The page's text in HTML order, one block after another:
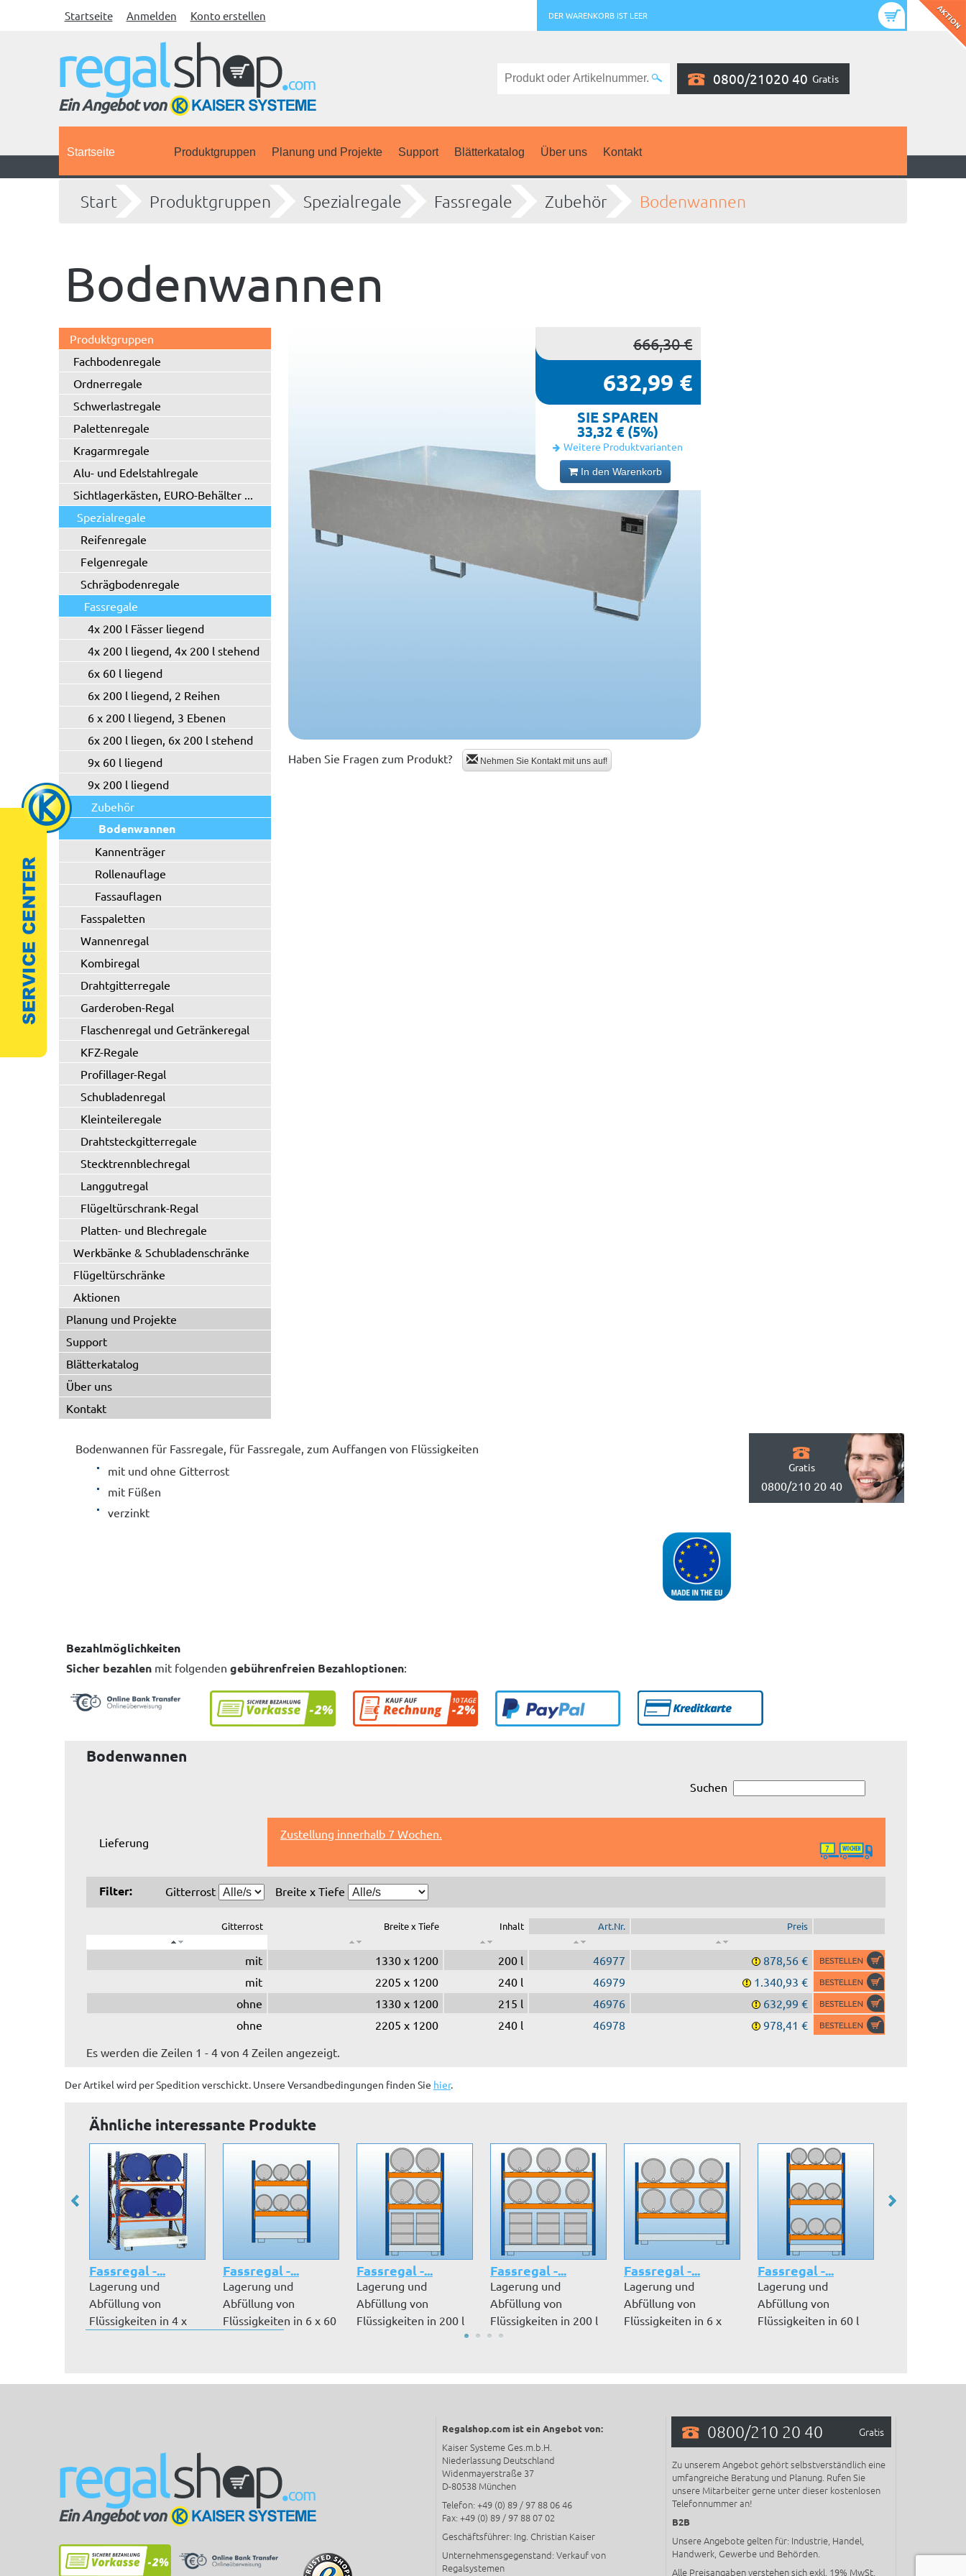
Startseite Anmelden Konto erstellen DER WARENKORB IST LEER
0800/21020 40 Gratis
Startseite Produktgruppen Planung und Projekte Support Blätterkatalog Über uns Kontakt
Start Produktgruppen Spezialregale Fassregale Zubehör Bodenwannen
Bodenwannen
Produktgruppen
Fachbodenregale
Ordnerregale
Schwerlastregale
Palettenregale
Kragarmregale
Alu- und Edelstahlregale
Sichtlagerkästen, EURO-Behälter ...
Spezialregale
Reifenregale
Felgenregale
Schrägbodenregale
Fassregale
4x 200 l Fässer liegend
4x 200 l liegend, 4x 200 l stehend
6x 60 l liegend
6x 200 l liegend, 2 Reihen
6 x 200 l liegend, 3 Ebenen
6x 200 l liegen, 6x 200 l stehend
9x 60 l liegend
9x 200 l liegend
Zubehör
Bodenwannen
Kannenträger
Rollenauflage
Fassauflagen
Fasspaletten
Wannenregal
Kombiregal
Drahtgitterregale
Garderoben-Regal
Flaschenregal und Getränkeregal
KFZ-Regale
Profillager-Regal
Schubladenregal
Kleinteileregale
Drahtsteckgitterregale
Stecktrennblechregal
Langgutregal
Flügeltürschrank-Regal
Platten- und Blechregale
Werkbänke & Schubladenschränke
Flügeltürschränke
Aktionen
Planung und Projekte
Support
Blätterkatalog
Über uns
Kontakt
666,30 €
632,99 €
SIE SPAREN
33,32 € (5%)
Weitere Produktvarianten
In den Warenkorb
Haben Sie Fragen zum Produkt? Nehmen Sie Kontakt mit uns auf!
Bodenwannen für Fassregale, für Fassregale, zum Auffangen von Flüssigkeiten
mit und ohne Gitterrost
mit Füßen
verzinkt
Gratis
0800/210 20 40
Bezahlmöglichkeiten
Sicher bezahlen mit folgenden gebührenfreien Bezahloptionen:
Bodenwannen
Suchen
Lieferung
Zustellung innerhalb 7 Wochen.
Filter: Gitterrost Breite x Tiefe
Gitterrost Breite x Tiefe Inhalt Art.Nr. Preis
mit 1330 x 1200 200 l 46977
878,56 €
mit
2205 x 1200 240 l 46979
1.340,93 €
ohne
1330 x 1200 215 l 46976
632,99 €
ohne
2205 x 1200 240 l 46978
978,41 €
Es werden die Zeilen 1 - 4 von 4 Zeilen angezeigt.
Der Artikel wird per Spedition verschickt. Unsere Versandbedingungen finden Sie hier.
Ähnliche interessante Produkte
Fassregal -...
Lagerung und
Abfüllung von
Flüssigkeiten in 4 x
Fassregal -...
Lagerung und
Abfüllung von
Flüssigkeiten in 6 x 60
Fassregal -...
Lagerung und
Abfüllung von
Flüssigkeiten in 200 l
Fassregal -...
Lagerung und
Abfüllung von
Flüssigkeiten in 200 l
Fässern, Lagerord...
Fassregal -...
Lagerung und
Abfüllung von
Flüssigkeiten in 6 x
Fassregal -...
Lagerung und
Abfüllung von
Flüssigkeiten in 60 l
Regalshop.com ist ein Angebot von:
Kaiser Systeme Ges.m.b.H.
Niederlassung Deutschland
Widenmayerstraße 37
D-80538 München
Telefon: +49 (0) 89 / 97 88 06 46
Fax: +49 (0) 89 / 97 88 07 02
Geschäftsführer: Ing. Christian Kaiser
Unternehmensgegenstand: Verkauf von
Regalsystemen
0800/210 20 40 Gratis
Zu unserem Angebot gehört selbstverständlich eine
umfangreiche Beratung und Planung. Rufen Sie
unsere Mitarbeiter gerne unter dieser kostenlosen
Telefonnummer an!
B2B
Unsere Angebote gelten für: Industrie, Handel,
Handwerk, Gewerbe und Behörden.
Alle Preisangaben verstehen sich exkl. 19% MwSt.